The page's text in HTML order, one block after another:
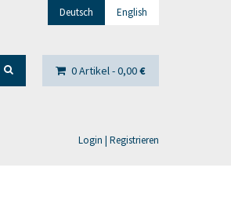
Deutsch English
0 Artikel -0,00€
Login | Registrieren